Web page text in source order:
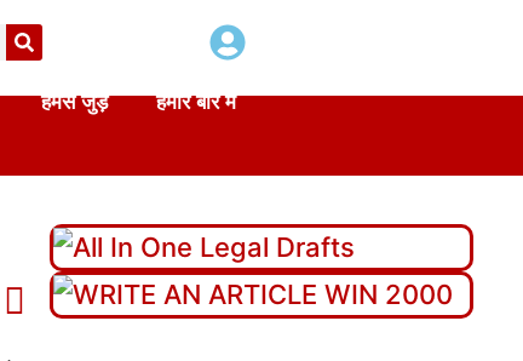
हमसे जुड़े हमारे बारे में